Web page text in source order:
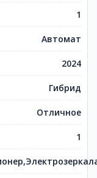
1
Автомат
2024
Гибрид
Отличное
1